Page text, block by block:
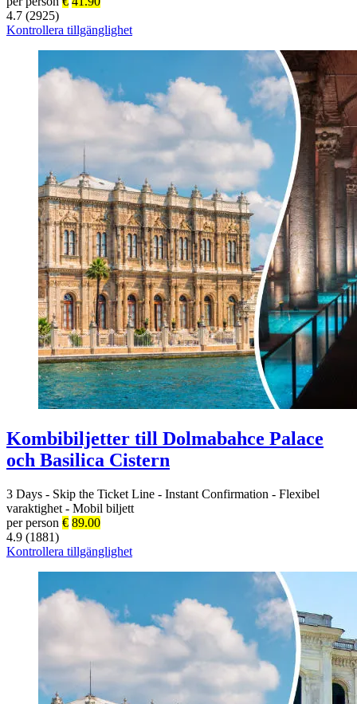
4.7 (2925)
Kontrollera tillgänglighet
Kombibiljetter till Dolmabahce Palace
och Basilica Cistern
3 Days - Skip the Ticket Line - Instant Confirmation - Flexibel
varaktighet - Mobil biljett
per person € 89.00
4.9 (1881)
Kontrollera tillgänglighet